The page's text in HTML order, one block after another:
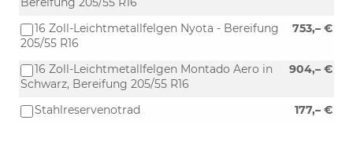
753,– €
16 Zoll-Leichtmetallfelgen Nyota - Bereifung
205/55 R16
904,– €
16 Zoll-Leichtmetallfelgen Montado Aero in
Schwarz, Bereifung 205/55 R16
177,– €
Stahlreservenotrad